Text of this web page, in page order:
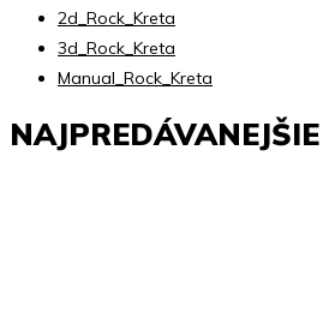
2d_Rock_Kreta
3d_Rock_Kreta
Manual_Rock_Kreta
NAJPREDÁVANEJŠIE